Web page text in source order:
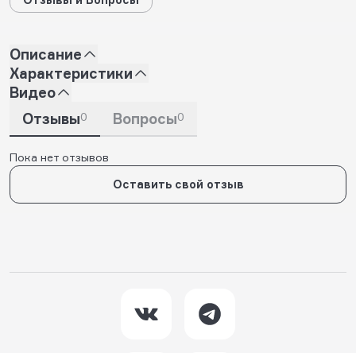
Описание
Характеристики
Видео
Отзывы0 Вопросы0
Пока нет отзывов
Оставить свой отзыв